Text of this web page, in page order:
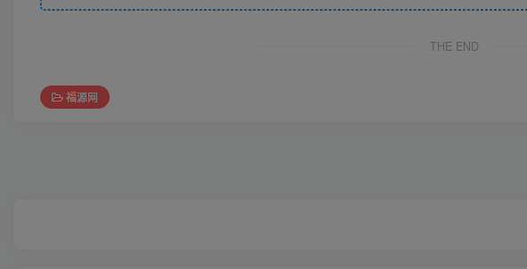
THE END
福源网